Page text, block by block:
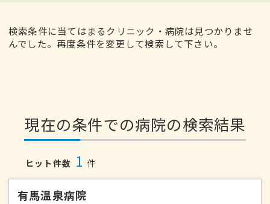
検索条件に当てはまるクリニック・病院は見つかりませ
んでした。再度条件を変更して検索して下さい。
現在の条件での病院の検索結果
ヒット件数 1 件
有馬温泉病院